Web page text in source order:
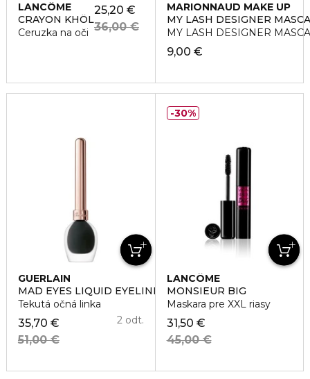
LANCÔME
CRAYON KHÔL
Ceruzka na oči
25,20 €
36,00 €
MARIONNAUD MAKE UP
MY LASH DESIGNER
MY LASH DESIGNER
9,00 €
GUERLAIN
MAD EYES LIQUID EYELINER
Tekutá očná linka
35,70 €
51,00 €
2 odt.
LANCÔME
MONSIEUR BIG
Maskara pre XXL riasy
31,50 €
45,00 €
30%